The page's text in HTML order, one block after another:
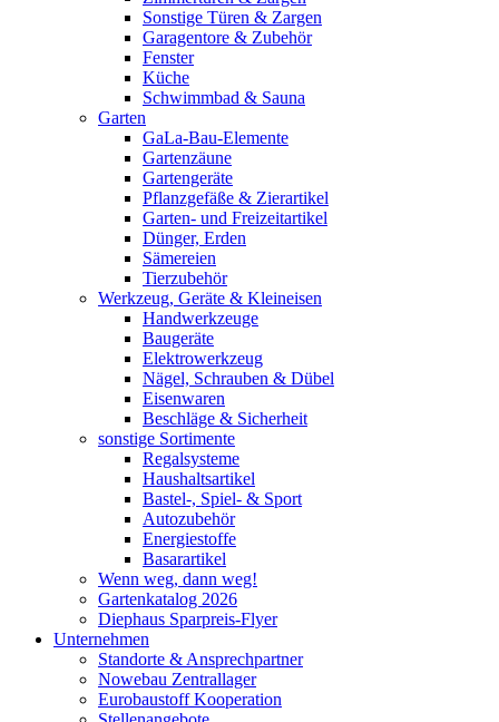
Sonstige Türen & Zargen
Garagentore & Zubehör
Fenster
Küche
Schwimmbad & Sauna
Garten
GaLa-Bau-Elemente
Gartenzäune
Gartengeräte
Pflanzgefäße & Zierartikel
Garten- und Freizeitartikel
Dünger, Erden
Sämereien
Tierzubehör
Werkzeug, Geräte & Kleineisen
Handwerkzeuge
Baugeräte
Elektrowerkzeug
Nägel, Schrauben & Dübel
Eisenwaren
Beschläge & Sicherheit
sonstige Sortimente
Regalsysteme
Haushaltsartikel
Bastel-, Spiel- & Sport
Autozubehör
Energiestoffe
Basarartikel
Wenn weg, dann weg!
Gartenkatalog 2026
Diephaus Sparpreis-Flyer
Unternehmen
Standorte & Ansprechpartner
Nowebau Zentrallager
Eurobaustoff Kooperation